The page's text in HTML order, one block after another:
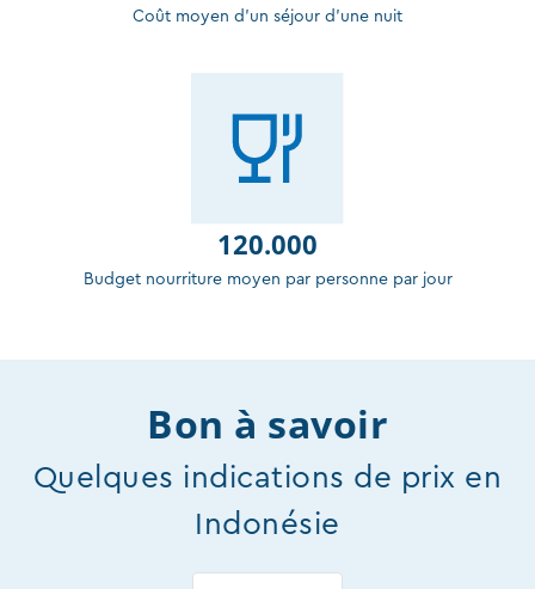
Coût moyen d'un séjour d'une nuit
120.000
Budget nourriture moyen par personne par jour
Bon à savoir
Quelques indications de prix en
Indonésie